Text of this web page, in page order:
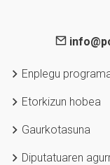
Enplegu
Etorkizun hobea
Gaurkotasuna
Diputatuaren